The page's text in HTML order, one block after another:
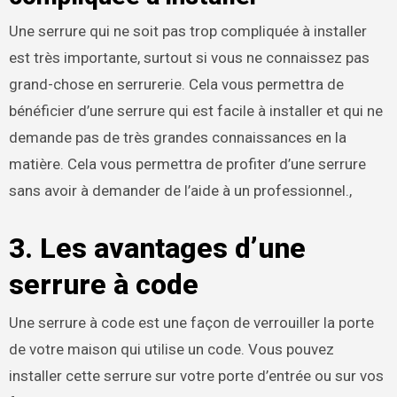
Une serrure qui ne soit pas trop compliquée à installer
est très importante, surtout si vous ne connaissez pas
grand-chose en serrurerie. Cela vous permettra de
bénéficier d’une serrure qui est facile à installer et qui ne
demande pas de très grandes connaissances en la
matière. Cela vous permettra de profiter d’une serrure
sans avoir à demander de l’aide à un professionnel.,
3. Les avantages d’une
serrure à code
Une serrure à code est une façon de verrouiller la porte
de votre maison qui utilise un code. Vous pouvez
installer cette serrure sur votre porte d’entrée ou sur vos